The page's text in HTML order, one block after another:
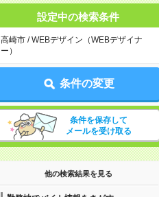
設定中の検索条件
高崎市 / WEBデザイン（WEBデザイナ
ー）
条件の変更
条件を保存して
メールを受け取る
他の検索結果を見る